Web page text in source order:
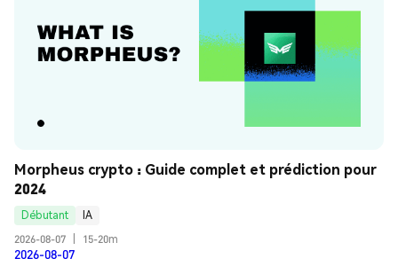
Morpheus crypto : Guide complet et prédiction pour
2024
Débutant
IA
2026-08-07
15-20m
2026-08-07